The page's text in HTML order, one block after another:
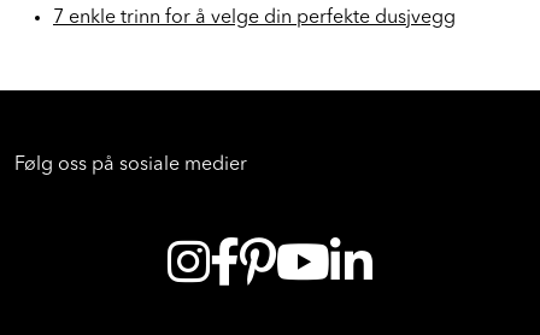
7 enkle trinn for å velge din perfekte dusjvegg
Følg oss på sosiale medier